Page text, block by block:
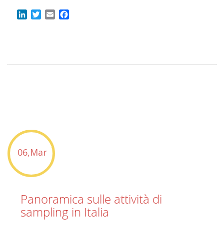
LinkedInTwitter
Email
06,Mar
Panoramica sulle attività di
sampling in Italia